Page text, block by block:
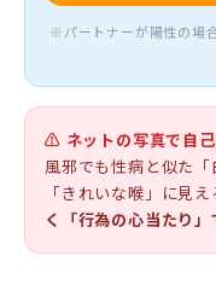
※パートナーが陽性の場
⚠ ネットの写真で自己
風邪でも性病と似た
「きれいな喉」に見え
く「行為の心当たり